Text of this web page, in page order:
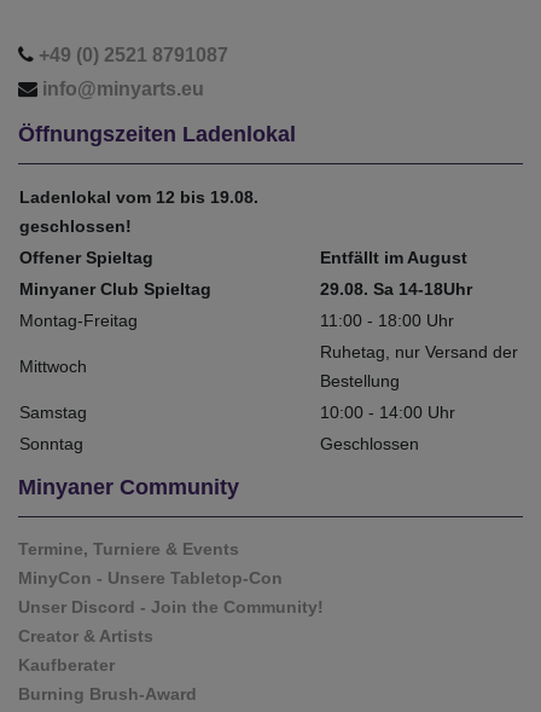
+49 (0) 2521 8791087
info@minyarts.eu
Öffnungszeiten Ladenlokal
Ladenlokal vom 12 bis 19.08.
geschlossen!
Offener Spieltag
Entfällt im August
Minyaner Club Spieltag
29.08. Sa 14-18Uhr
Montag-Freitag
11:00 - 18:00 Uhr
Mittwoch
Ruhetag, nur Versand der
Bestellung
Samstag
10:00 - 14:00 Uhr
Sonntag
Geschlossen
Minyaner Community
Termine, Turniere & Events
MinyCon - Unsere Tabletop-Con
Unser Discord - Join the Community!
Creator & Artists
Kaufberater
Burning Brush-Award